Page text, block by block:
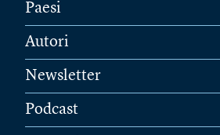
Paesi
Autori
Newsletter
Podcast